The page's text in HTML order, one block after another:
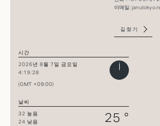
이메일:
길찾기
시간
2026년 8월 7일 금요일
4:19:28
(GMT +09:00)
날씨
32 높음
24 낮음
25 °